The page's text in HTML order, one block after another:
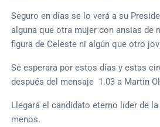
Seguro en días se lo verá a su
alguna que otra mujer con ansias de
figura de Celeste ni algún que otro
Se esperara por estos días y estas
después del mensaje 1.03 a Martin
Llegará el candidato eterno líder de la
menos.